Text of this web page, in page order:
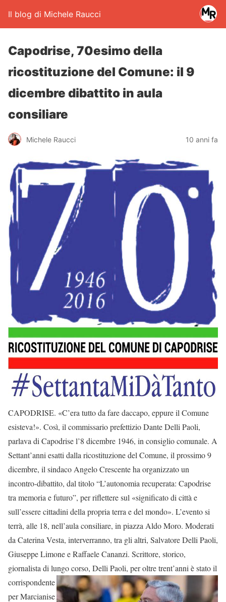
Il blog di Michele Raucci
Capodrise, 70esimo della
ricostituzione del Comune: il 9
dicembre dibattito in aula
consiliare
Michele Raucci 10 anni fa
CAPODRISE. «C’era tutto da fare daccapo, eppure il Comune
esisteva!». Così, il commissario prefettizio Dante Delli Paoli,
parlava di Capodrise l’8 dicembre 1946, in consiglio comunale. A
Settant’anni esatti dalla ricostituzione del Comune, il prossimo 9
dicembre, il sindaco Angelo Crescente ha organizzato un
incontro-dibattito, dal titolo “L’autonomia recuperata: Capodrise
tra memoria e futuro”, per riflettere sul «significato di città e
sull’essere cittadini della propria terra e del mondo». L’evento si
terrà, alle 18, nell’aula consiliare, in piazza Aldo Moro. Moderati
da Caterina Vesta, interverranno, tra gli altri, Salvatore Delli Paoli,
Giuseppe Limone e Raffaele Cananzi. Scrittore, storico,
giornalista di lungo corso, Delli Paoli, per oltre trent’anni è stato il
corrispondente
per Marcianise